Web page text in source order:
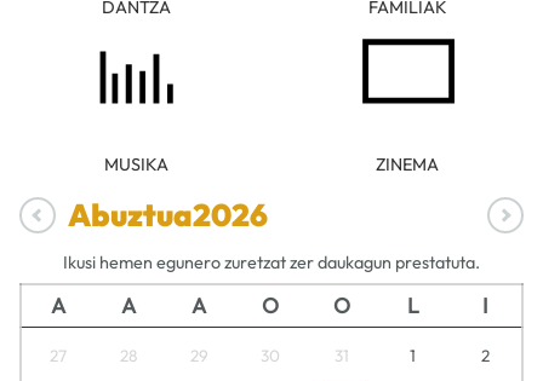
DANTZA FAMILIAK
MUSIKA ZINEMA
Abuztua2026
Ikusi hemen egunero zuretzat zer daukagun prestatuta.
A A A O O L I
27 28 29 30 31 1 2